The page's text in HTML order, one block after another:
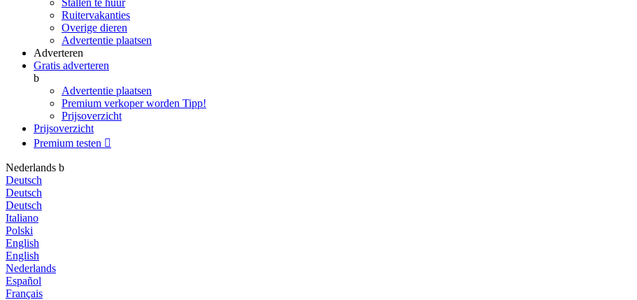
Stallen te huur
Ruitervakanties
Overige dieren
Advertentie plaatsen
Adverteren
Gratis adverteren
b
Advertentie plaatsen
Premium verkoper worden Tipp!
Prijsoverzicht
Prijsoverzicht
Premium testen 
Nederlands b
Deutsch
Deutsch
Deutsch
Italiano
Polski
English
English
Nederlands
Español
Français